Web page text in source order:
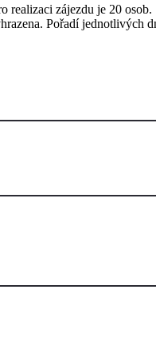
realizaci zájezdu je 20 osob.
Pořadí jednotlivých